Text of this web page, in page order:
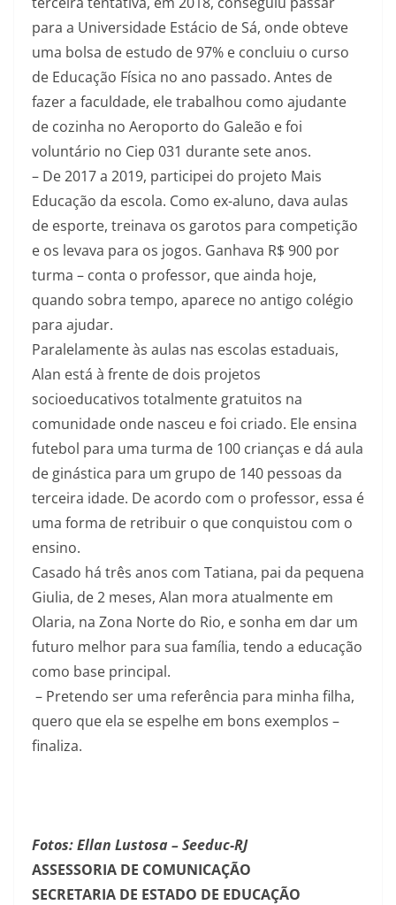
para a Universidade Estácio de Sá, onde obteve
uma bolsa de estudo de 97% e concluiu o curso
de Educação Física no ano passado. Antes de
fazer a faculdade, ele trabalhou como ajudante
de cozinha no Aeroporto do Galeão e foi
voluntário no Ciep 031 durante sete anos.
– De 2017 a 2019, participei do projeto Mais
Educação da escola. Como ex-aluno, dava aulas
de esporte, treinava os garotos para competição
e os levava para os jogos. Ganhava R$ 900 por
turma – conta o professor, que ainda hoje,
quando sobra tempo, aparece no antigo colégio
para ajudar.
Paralelamente às aulas nas escolas estaduais,
Alan está à frente de dois projetos
socioeducativos totalmente gratuitos na
comunidade onde nasceu e foi criado. Ele ensina
futebol para uma turma de 100 crianças e dá aula
de ginástica para um grupo de 140 pessoas da
terceira idade. De acordo com o professor, essa é
uma forma de retribuir o que conquistou com o
ensino.
Casado há três anos com Tatiana, pai da pequena
Giulia, de 2 meses, Alan mora atualmente em
Olaria, na Zona Norte do Rio, e sonha em dar um
futuro melhor para sua família, tendo a educação
como base principal.
– Pretendo ser uma referência para minha filha,
quero que ela se espelhe em bons exemplos –
finaliza.
Fotos: Ellan Lustosa – Seeduc-RJ
ASSESSORIA DE COMUNICAÇÃO
SECRETARIA DE ESTADO DE EDUCAÇÃO